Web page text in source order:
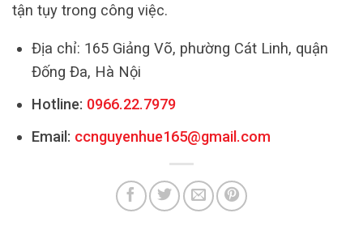
tận tụy trong công việc.
Địa chỉ: 165 Giảng Võ, phường Cát Linh, quận
Đống Đa, Hà Nội
Hotline: 0966.22.7979
Email: ccnguyenhue165@gmail.com